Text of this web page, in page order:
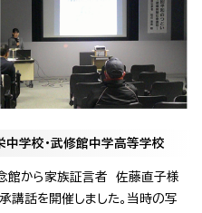
学校・武修館中学高等学校
館から家族証言者 佐藤直子様
講話を開催しました。当時の写